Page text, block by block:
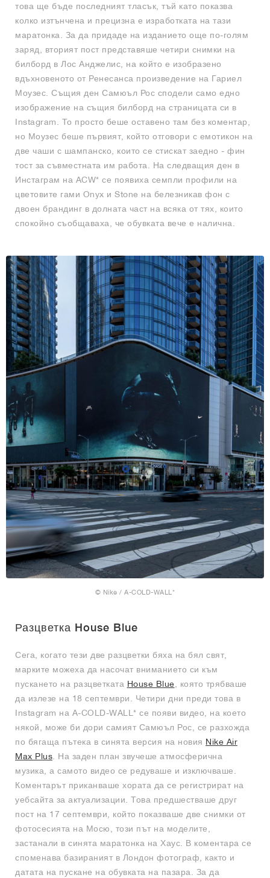
това ще бъде последният тласък, тъй като показва
колко изтънчена и прецизна е изработката на тази
маратонка. За да придаде на изданието още по-голям
заряд, вторият пост представяше четири снимки на
билборд в Лос Анджелис, на който е изобразено
вдъхновеното от Ренесанса произведение на Гариел
Моузес. Същия ден Самюъл Рос сподели само едно
изображение на същия билборд на страницата си в
Instagram. То просто беше оставено там без коментар,
но Моузес беше първият, който отговори с емотикон на
две чаши с шампанско, които се стискат заедно - фин
тост за съвместната им работа. На следващия ден в
Инстаграм на ACW* се появиха семпли профили на
цветовите гами Onyx и Stone на белезникав фон с
двоен брандинг в долната част на всяка от тях, които
спокойно съобщаваха, че обувката вече е налична.
© Nike / A-COLD-WALL*
Разцветка House Blue
Сега, когато тези две разцветки бяха на бял свят,
марките можеха да насочат вниманието си към
пускането на разцветката House Blue, която трябваше
да излезе на 18 септември. Четири дни преди това в
Instagram на A-COLD-WALL* се появи видео, на което
някой, може би дори самият Самюъл Рос, се разхожда
по бягаща пътека в синята версия на новия Nike Air
Max Plus. На заден план звучеше атмосферична
музика, а самото видео се редуваше и изключваше.
Коментарът приканваше хората да се регистрират на
уебсайта за актуализации. Това предшестваше друг
пост на 17 септември, който показваше две снимки от
фотосесията на Мосю, този път на моделите,
застанали в синята маратонка на Хаус. В коментара се
споменава базираният в Лондон фотограф, както и
датата на пускане на обувката на пазара. За да